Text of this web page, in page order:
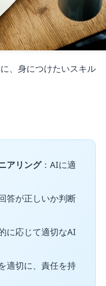
、身につけたいスキル
アリング：AIに適
答が正しいか判断
に応じて適切なAI
適切に、責任を持